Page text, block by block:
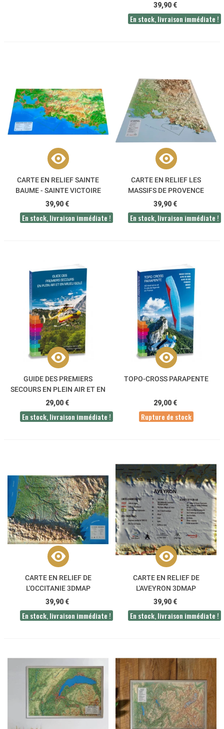
39,90 €
En stock, livraison immédiate !
CARTE EN RELIEF SAINTE
BAUME - SAINTE VICTOIRE
3DMAP
39,90 €
En stock, livraison immédiate !
CARTE EN RELIEF LES
MASSIFS DE PROVENCE
3DMAP
39,90 €
En stock, livraison immédiate !
GUIDE DES PREMIERS
SECOURS EN PLEIN AIR ET EN
MILIEU ISOLÉ
29,00 €
En stock, livraison immédiate !
TOPO-CROSS PARAPENTE
29,00 €
Rupture de stock
CARTE EN RELIEF DE
L'OCCITANIE 3DMAP
39,90 €
En stock, livraison immédiate !
CARTE EN RELIEF DE
L'AVEYRON 3DMAP
39,90 €
En stock, livraison immédiate !